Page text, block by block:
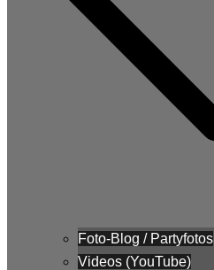
Foto-Blog / Partyfotos
Videos (YouTube)